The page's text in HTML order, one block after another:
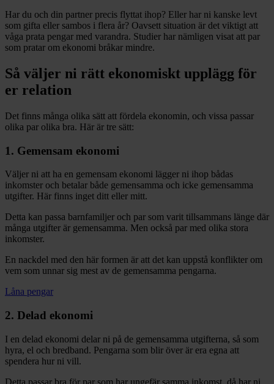
Har du och din partner precis flyttat ihop? Eller har ni kanske levt
som gifta eller sambos i flera år? Oavsett situation är det viktigt att
våga prata pengar med varandra. Studier har nämligen visat att par
som pratar om ekonomi bråkar mindre.
Så väljer ni rätt ekonomiskt upplägg för
er relation
Det finns många olika sätt att fördela ekonomin, och vissa passar
olika par olika bra. Här är tre sätt:
1. Gemensam ekonomi
Väljer ni att ha en gemensam ekonomi lägger ni ihop bådas
inkomster och betalar både gemensamma och icke gemensamma
utgifter. Här finns inget ditt eller mitt.
Detta kan passa barnfamiljer och par som varit tillsammans länge där
många utgifter är gemensamma. Men också par med olika stora
inkomster.
En nackdel med den här formen är att det kan uppstå konflikter om
vem som unnar sig mest av de gemensamma pengarna.
Låna pengar
2. Delad ekonomi
I en delad ekonomi delar ni på de gemensamma utgifterna, så som
hyra, el och bredband. Pengarna som blir över är era egna att
spendera hur ni vill.
Detta passar bra för par som har ungefär samma inkomst, då har ni